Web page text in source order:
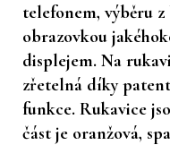
telefonem, výběru
obrazovkou
displejem. Na
zřetelná díky
funkce. Rukavice
část je oranžová,